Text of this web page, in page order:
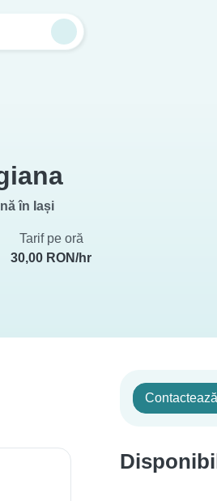
în Iași
Tarif pe oră
30,00 RON/hr